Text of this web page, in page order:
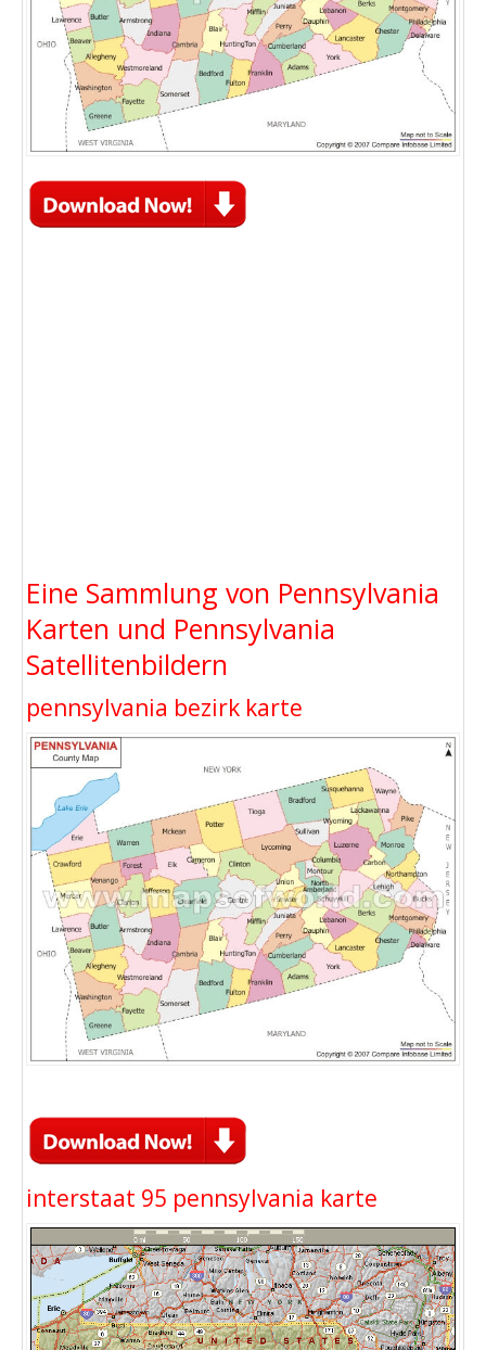
Eine Sammlung von Pennsylvania
Karten und Pennsylvania
Satellitenbildern
pennsylvania bezirk karte
interstaat 95 pennsylvania karte